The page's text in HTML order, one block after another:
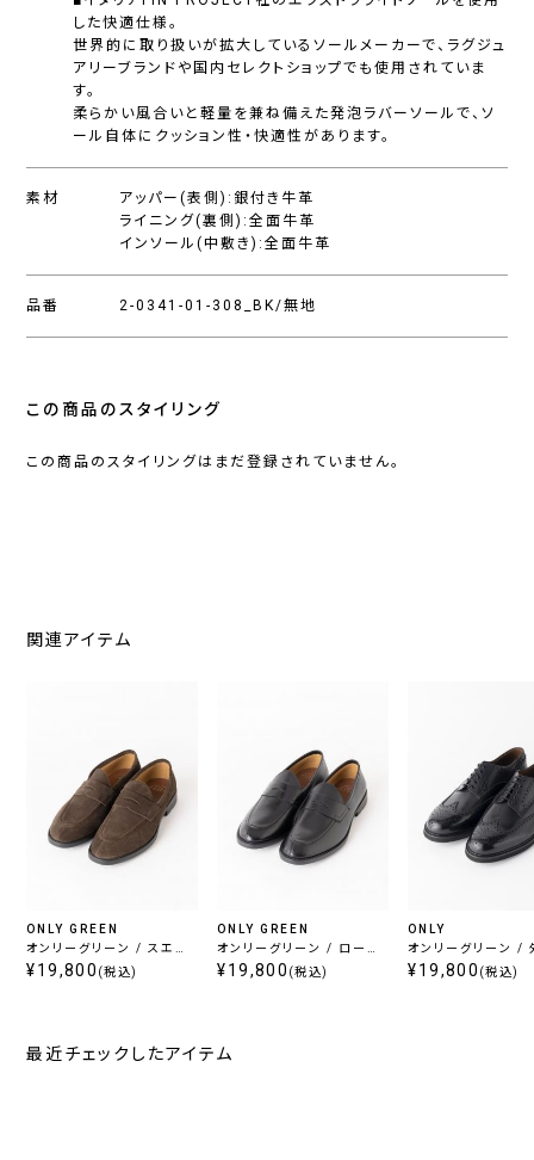
した快適仕様。
世界的に取り扱いが拡大しているソールメーカーで、ラグジュ
アリーブランドや国内セレクトショップでも使用されていま
す。
柔らかい風合いと軽量を兼ね備えた発泡ラバーソールで、ソ
ール自体にクッション性・快適性があります。
素材
アッパー(表側):銀付き牛革
ライニング(裏側):全面牛革
インソール(中敷き):全面牛革
品番 2-0341-01-308_BK/無地
この商品のスタイリング
この商品のスタイリングはまだ登録されていません。
関連アイテム
ONLY GREEN
オンリーグリーン / スエー
ドローファーシューズ ブラ
¥19,800 (税込)
ONLY GREEN
オンリーグリーン / ローフ
ァーシューズ ブラック
¥19,800 (税込)
ONLY
オンリーグリーン /
フルブローグシューズ
¥19,800 (税込)
最近チェックしたアイテム